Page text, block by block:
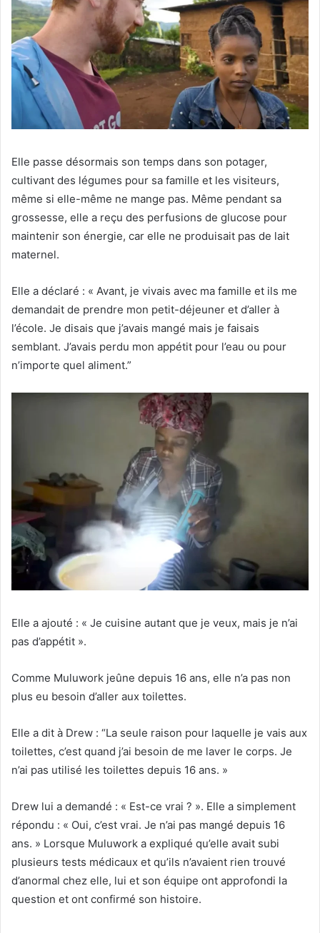
Elle passe désormais son temps dans son potager,
cultivant des légumes pour sa famille et les visiteurs,
même si elle-même ne mange pas. Même pendant sa
grossesse, elle a reçu des perfusions de glucose pour
maintenir son énergie, car elle ne produisait pas de lait
maternel.
Elle a déclaré : « Avant, je vivais avec ma famille et ils me
demandait de prendre mon petit-déjeuner et d’aller à
l’école. Je disais que j’avais mangé mais je faisais
semblant. J’avais perdu mon appétit pour l’eau ou pour
n’importe quel aliment.”
Elle a ajouté : « Je cuisine autant que je veux, mais je n’ai
pas d’appétit ».
Comme Muluwork jeûne depuis 16 ans, elle n’a pas non
plus eu besoin d’aller aux toilettes.
Elle a dit à Drew : “La seule raison pour laquelle je vais aux
toilettes, c’est quand j’ai besoin de me laver le corps. Je
n’ai pas utilisé les toilettes depuis 16 ans. »
Drew lui a demandé : « Est-ce vrai ? ». Elle a simplement
répondu : « Oui, c’est vrai. Je n’ai pas mangé depuis 16
ans. » Lorsque Muluwork a expliqué qu’elle avait subi
plusieurs tests médicaux et qu’ils n’avaient rien trouvé
d’anormal chez elle, lui et son équipe ont approfondi la
question et ont confirmé son histoire.